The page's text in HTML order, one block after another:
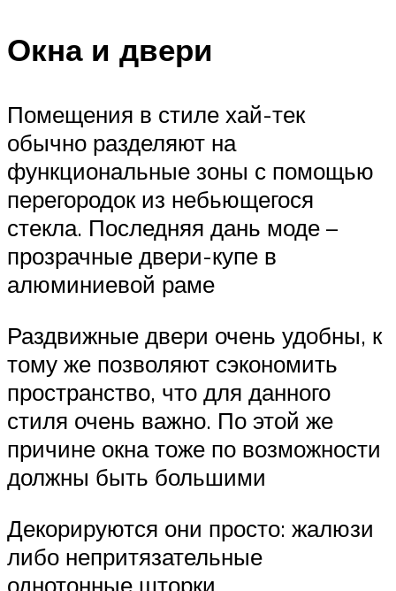
Окна и двери
Помещения в стиле хай-тек
обычно разделяют на
функциональные зоны с помощью
перегородок из небьющегося
стекла. Последняя дань моде –
прозрачные двери-купе в
алюминиевой раме
Раздвижные двери очень удобны, к
тому же позволяют сэкономить
пространство, что для данного
стиля очень важно. По этой же
причине окна тоже по возможности
должны быть большими
Декорируются они просто: жалюзи
либо непритязательные
однотонные шторки.